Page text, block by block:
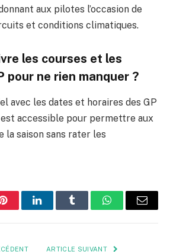
aux pilotes l’occasion de
et conditions climatiques.
les courses et les
pour ne rien manquer ?
avec les dates et horaires des GP
accessible pour permettre aux
la saison sans rater les
PinterestLinkedInTumblr WhatsApp
E-
ARTICLE SUIVANT